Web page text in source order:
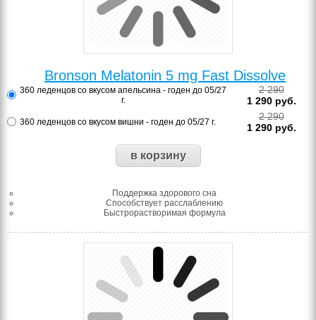
Bronson Melatonin 5 mg Fast Dissolve
360 леденцов со вкусом апельсина - годен до 05/27
г.
2 290
1 290 руб.
360 леденцов со вкусом вишни - годен до 05/27 г.
2 290
1 290 руб.
Поддержка здорового сна
Способствует расслаблению
Быстрорастворимая формула